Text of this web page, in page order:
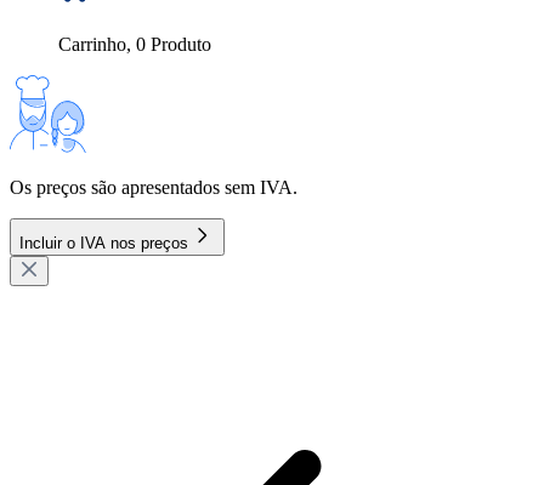
Carrinho, 0 Produto
Os preços são apresentados sem IVA.
Incluir o IVA nos preços